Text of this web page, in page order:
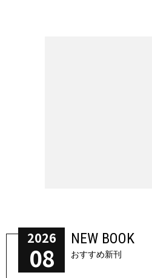
2026
08
NEW BOOK
おすすめ新刊